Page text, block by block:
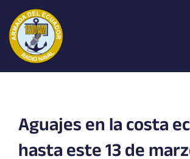
contenido
Aguajes en la costa